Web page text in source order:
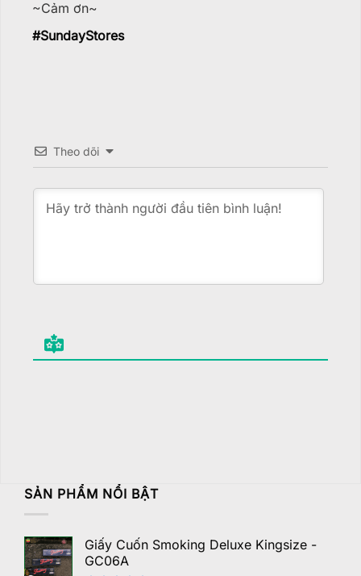
SẢN PHẨM NỔI BẬT
Giấy Cuốn Smoking Deluxe Kingsize -
GC06A
~Cảm ơn~
#SundayStores
Theo dõi